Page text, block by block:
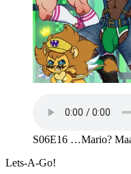
S06E16 …Mario?
Lets-A-Go!